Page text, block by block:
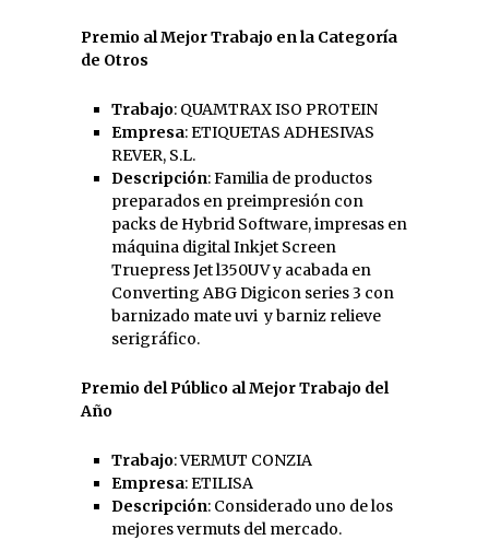
Premio al Mejor Trabajo en la Categoría
de Otros
Trabajo: QUAMTRAX ISO PROTEIN
Empresa: ETIQUETAS ADHESIVAS
REVER, S.L.
Descripción: Familia de productos
preparados en preimpresión con
packs de Hybrid Software, impresas en
máquina digital Inkjet Screen
Truepress Jet l350UV y acabada en
Converting ABG Digicon series 3 con
barnizado mate uvi y barniz relieve
serigráfico.
Premio del Público al Mejor Trabajo del
Año
Trabajo: VERMUT CONZIA
Empresa: ETILISA
Descripción: Considerado uno de los
mejores vermuts del mercado.